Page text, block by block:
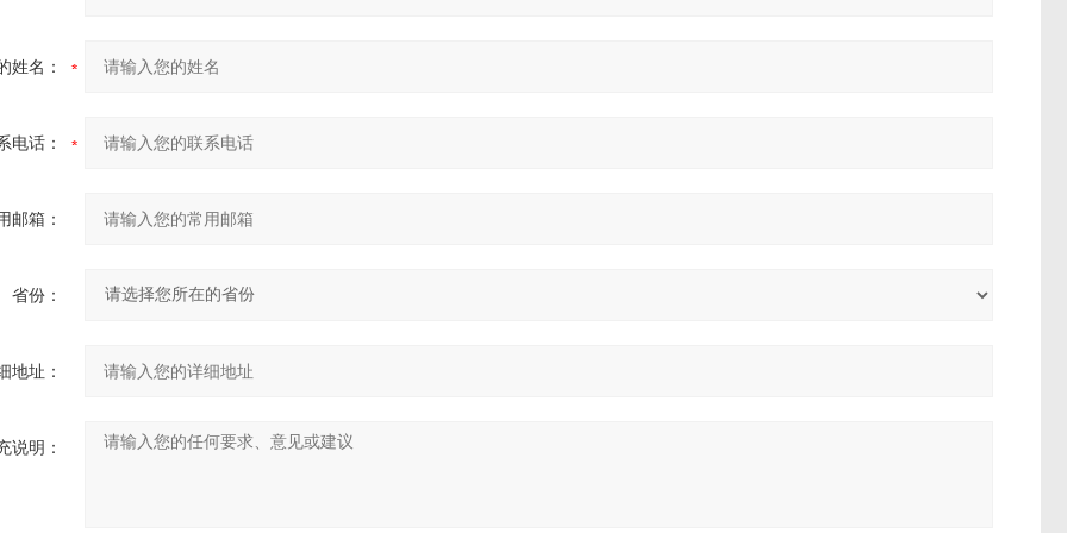
姓名：
电话：
邮箱：
省份：
地址：
说明：